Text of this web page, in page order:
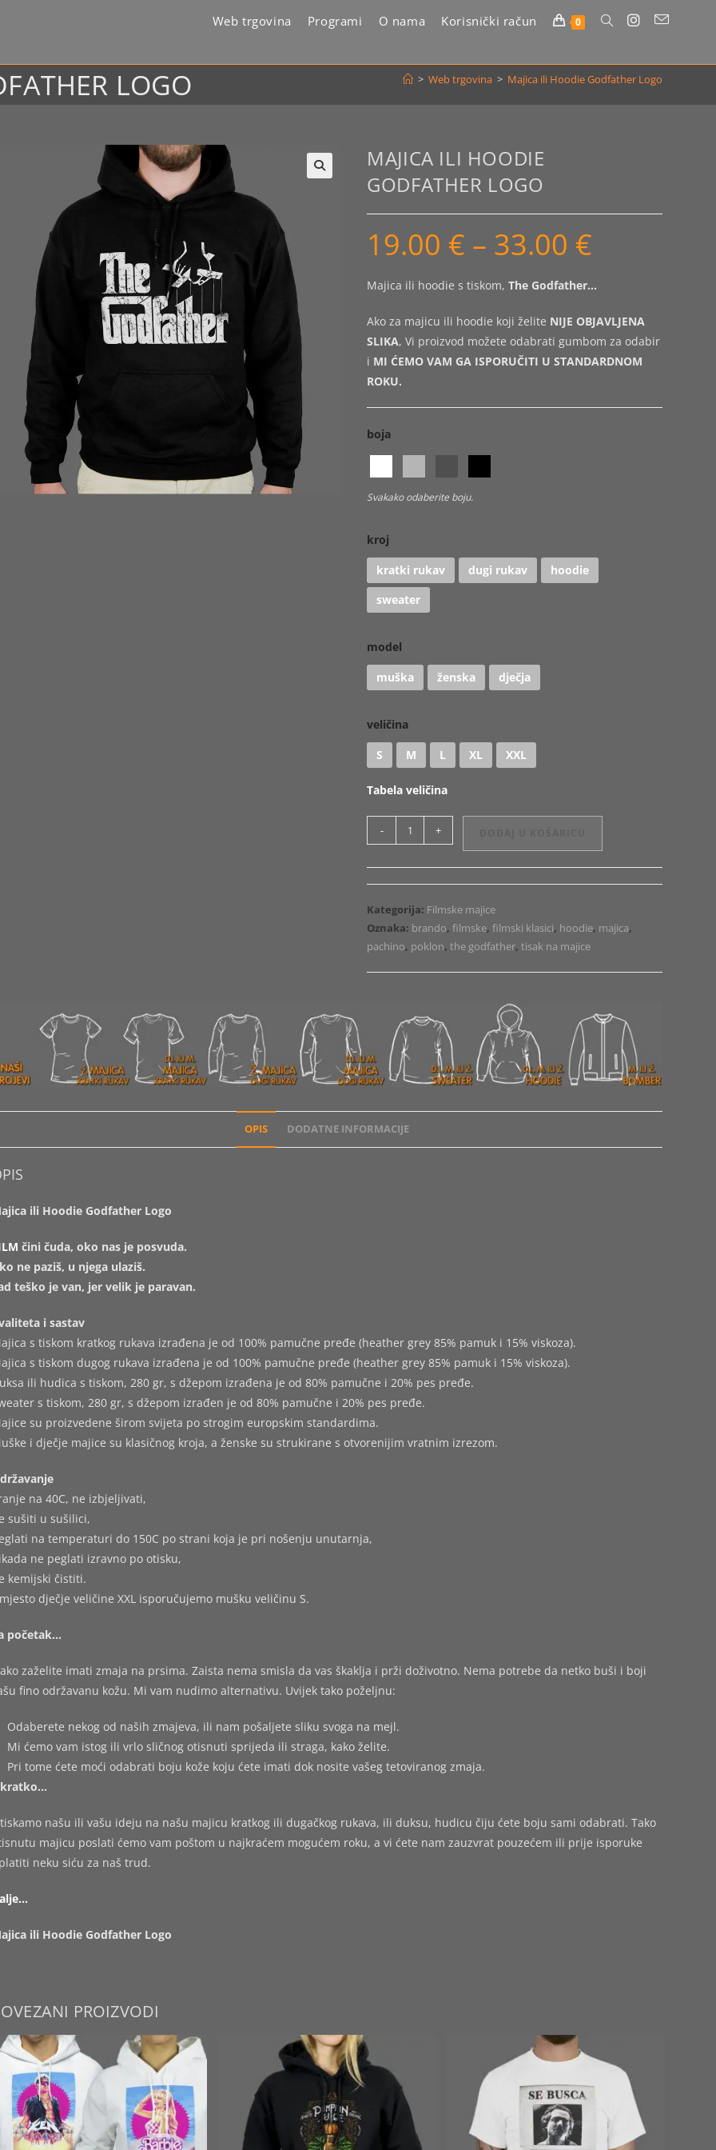
Web trgovina Programi O nama Korisnički račun 0 Uključi/isključi
pretragu
web-
LOGO > Web trgovina > Majica ili Hoodie Godfather Logo
MAJICA ILI HOODIE
GODFATHER LOGO
19.00 € – 33.00 €
33.00 €
Majica ili hoodie s tiskom,The Godfather…
Ako za majicu ili hoodie koji želite NIJE OBJAVLJENA
SLIKA, Vi proizvod možete odabrati gumbom za odabir
i MI ĆEMO VAM GA ISPORUČITI U STANDARDNOM
ROKU.
boja
Svakako odaberite boju.
kroj
kratki rukav
dugi rukav
hoodie
sweater
model
muška
ženska dječja
veličina
S
M L XL XXL
Tabela veličina
ili
Hoodie
Godfather
Logo
količina
- +
Kategorija: Filmske majice
Oznaka: brando,filmske,filmski klasici, hoodie, majica,
pachino, poklon,the godfather,tisak na majice
OPIS DODATNE INFORMACIJE
ili Hoodie Godfather Logo
čini čuda, oko nas je posvuda.
ne paziš, u njega ulaziš.
teško je van, jer velik je paravan.
i sastav
s tiskom kratkog rukava izrađena je od 100% pamučne pređe (heather grey 85% pamuk i 15% viskoza).
s tiskom dugog rukava izrađena je od 100% pamučne pređe (heather grey 85% pamuk i 15% viskoza).
ili hudica s tiskom, 280 gr, s džepom izrađena je od 80% pamučne i 20% pes pređe.
s tiskom, 280 gr, s džepom izrađen je od 80% pamučne i 20% pes pređe.
su proizvedene širom svijeta po strogim europskim standardima.
i dječje majice su klasičnog kroja, a ženske su strukirane s otvorenijim vratnim izrezom.
na 40C, ne izbjeljivati,
sušiti u sušilici,
na temperaturi do 150C po strani koja je pri nošenju unutarnja,
ne peglati izravno po otisku,
kemijski čistiti.
dječje veličine XXL isporučujemo mušku veličinu S.
početak…
zaželite imati zmaja na prsima. Zaista nema smisla da vas škaklja i prži doživotno. Nema potrebe da netko buši i boji
fino održavanu kožu. Mi vam nudimo alternativu. Uvijek tako poželjnu:
Odaberete nekog od naših zmajeva, ili nam pošaljete sliku svoga na mejl.
Mi ćemo vam istog ili vrlo sličnog otisnuti sprijeda ili straga, kako želite.
Pri tome ćete moći odabrati boju kože koju ćete imati dok nosite vašeg tetoviranog zmaja.
našu ili vašu ideju na našu majicu kratkog ili dugačkog rukava, ili duksu, hudicu čiju ćete boju sami odabrati. Tako
majicu poslati ćemo vam poštom u najkraćem mogućem roku, a vi ćete nam zauzvrat pouzećem ili prije isporuke
neku siću za naš trud.
ili Hoodie Godfather Logo
PROIZVODI